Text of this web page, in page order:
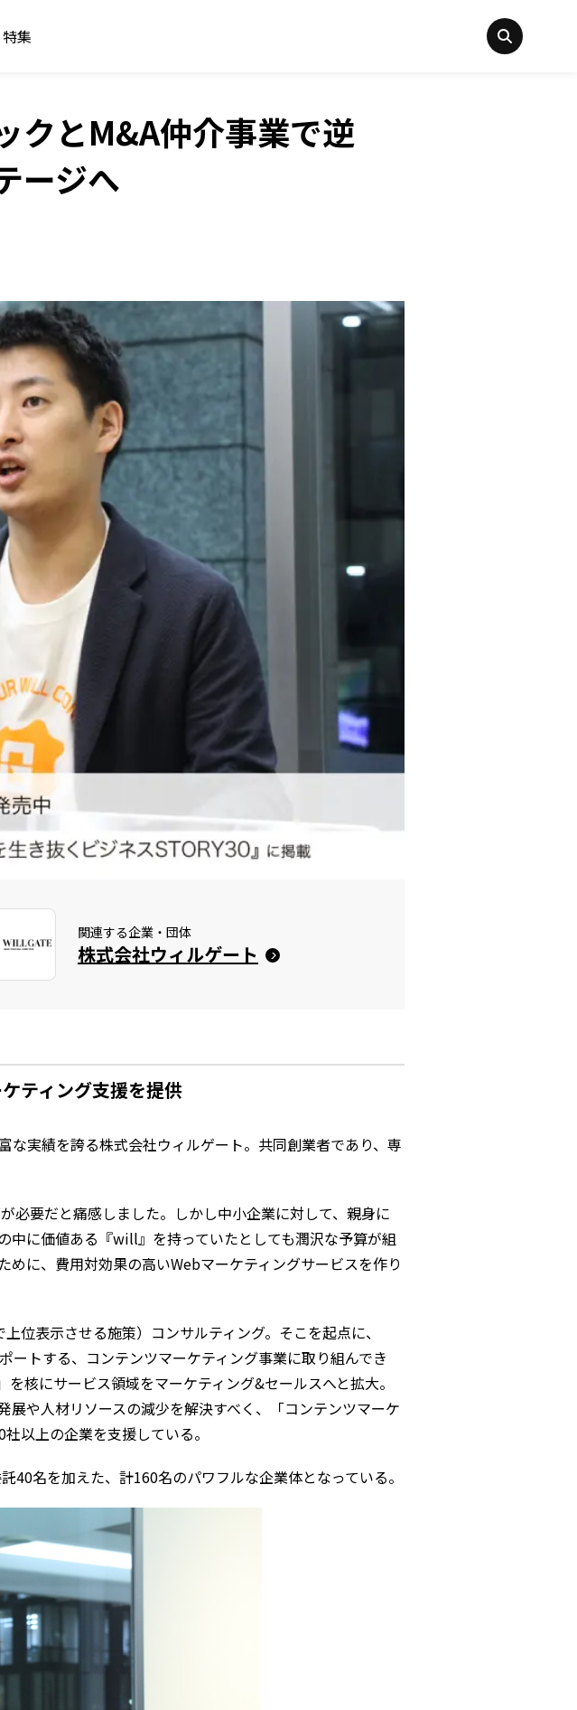
特集
クとM&A仲介事業で逆
ージへ
関連する企業・団体
株式会社ウィルゲート
ティング支援を提供
実績を誇る株式会社ウィルゲート。共同創業者であり、専
必要だと痛感しました。しかし中小企業に対して、親身に
中に価値ある『will』を持っていたとしても潤沢な予算が組
に、費用対効果の高いWebマーケティングサービスを作り
位表示させる施策）コンサルティング。そこを起点に、
トする、コンテンツマーケティング事業に取り組んでき
核にサービス領域をマーケティング&セールスへと拡大。
や人材リソースの減少を解決すべく、「コンテンツマーケ
以上の企業を支援している。
名を加えた、計160名のパワフルな企業体となっている。